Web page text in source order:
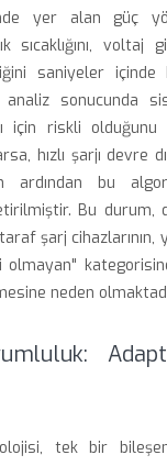
yer alan güç
sıcaklığını, voltaj
saniyeler içinde
sonucunda
için riskli olduğunu
hızlı şarjı devre
ardından bu
Bu durum,
şarj
neden
tek bir